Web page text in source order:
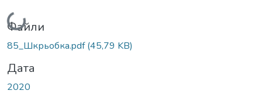
Вантажиться...
Файли
85_Шкрьобка.pdf(45,79 KB)
Дата
2020